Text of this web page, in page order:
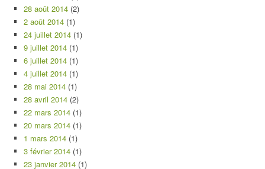
28 août 2014 (2)
2 août 2014 (1)
24 juillet 2014 (1)
9 juillet 2014 (1)
6 juillet 2014 (1)
4 juillet 2014 (1)
28 mai 2014 (1)
28 avril 2014 (2)
22 mars 2014 (1)
20 mars 2014 (1)
1 mars 2014 (1)
3 février 2014 (1)
23 janvier 2014 (1)